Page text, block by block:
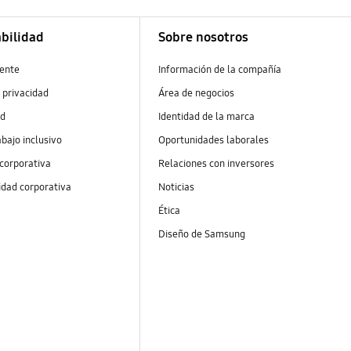
privacidad
inclusivo
corporativa
Sobre nosotros
Información de la compañía
Área de negocios
Identidad de la marca
Oportunidades laborales
Relaciones con inversores
Noticias
Ética
Diseño de Samsung